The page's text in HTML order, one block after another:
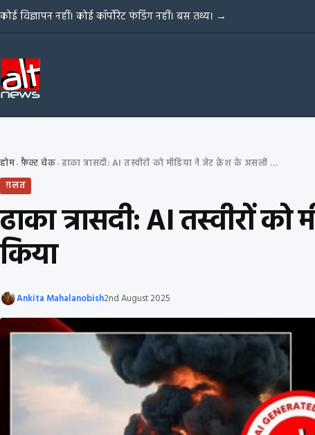
Skip to content
कोई विज्ञापन नहीं। कोई कॉर्पोरेट फंडिंग नहीं। बस तथ्य। →
होम› फ़ैक्ट चेक›
ढाका त्रासदी: AI तस्वीरों को मीडिया ने जेट क्रेश के असली फ़ुटेज के रूप में शेयर किया
ग़लत
ढाका त्रासदी: AI तस्वीरों
किया
Ankita Mahalanobish2nd August 2025